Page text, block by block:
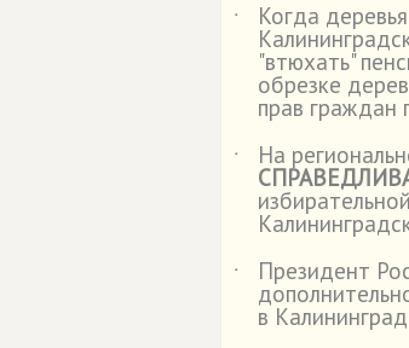
˙
Когда
"втюхать"
обрезке
прав граждан
˙
На
˙
Президент
в